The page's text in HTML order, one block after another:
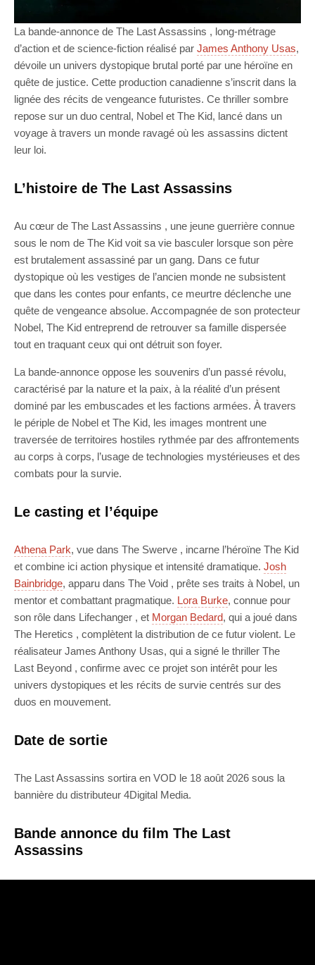
La bande-annonce de The Last Assassins , long-métrage
d’action et de science-fiction réalisé par James Anthony Usas,
dévoile un univers dystopique brutal porté par une héroïne en
quête de justice. Cette production canadienne s’inscrit dans la
lignée des récits de vengeance futuristes. Ce thriller sombre
repose sur un duo central, Nobel et The Kid, lancé dans un
voyage à travers un monde ravagé où les assassins dictent
leur loi.
L’histoire de The Last Assassins
Au cœur de The Last Assassins , une jeune guerrière connue
sous le nom de The Kid voit sa vie basculer lorsque son père
est brutalement assassiné par un gang. Dans ce futur
dystopique où les vestiges de l’ancien monde ne subsistent
que dans les contes pour enfants, ce meurtre déclenche une
quête de vengeance absolue. Accompagnée de son protecteur
Nobel, The Kid entreprend de retrouver sa famille dispersée
tout en traquant ceux qui ont détruit son foyer.
La bande-annonce oppose les souvenirs d’un passé révolu,
caractérisé par la nature et la paix, à la réalité d’un présent
dominé par les embuscades et les factions armées. À travers
le périple de Nobel et The Kid, les images montrent une
traversée de territoires hostiles rythmée par des affrontements
au corps à corps, l’usage de technologies mystérieuses et des
combats pour la survie.
Le casting et l’équipe
Athena Park, vue dans The Swerve , incarne l’héroïne The Kid
et combine ici action physique et intensité dramatique. Josh
Bainbridge, apparu dans The Void , prête ses traits à Nobel, un
mentor et combattant pragmatique. Lora Burke, connue pour
son rôle dans Lifechanger , et Morgan Bedard, qui a joué dans
The Heretics , complètent la distribution de ce futur violent. Le
réalisateur James Anthony Usas, qui a signé le thriller The
Last Beyond , confirme avec ce projet son intérêt pour les
univers dystopiques et les récits de survie centrés sur des
duos en mouvement.
Date de sortie
The Last Assassins sortira en VOD le 18 août 2026 sous la
bannière du distributeur 4Digital Media.
Bande annonce du film The Last
Assassins